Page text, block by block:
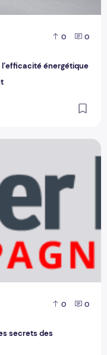
0 0
énergétique
0 0
secrets des
les secrets des